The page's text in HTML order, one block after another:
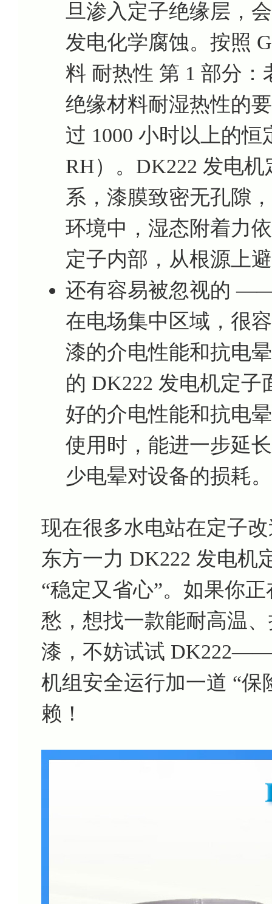
旦渗入定子绝缘层，
发电化学腐蚀。按照
料 耐热性 第 1 部分
绝缘材料耐湿热性的
过 1000 小时以上的
RH）。DK222 发电
系，漆膜致密无孔隙
环境中，湿态附着力
定子内部，从根源上
还有容易被忽视的
在电场集中区域，很
漆的介电性能和抗电
的 DK222 发电机定
好的介电性能和抗电
使用时，能进一步延
少电晕对设备的损耗。
现在很多水电站在定子
东方一力 DK222 发电机
“稳定又省心”。如果你
愁，想找一款能耐高温
漆，不妨试试
机组安全运行加一道 “保
赖！